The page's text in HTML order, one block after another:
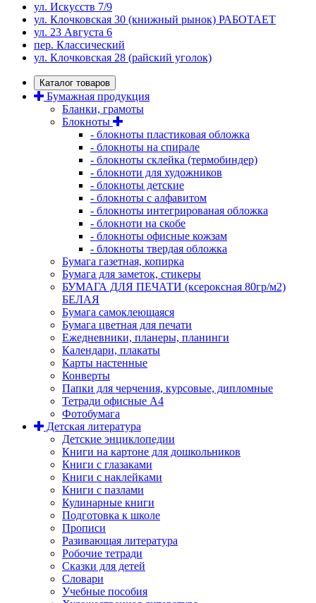
ул. Искусств 7/9
ул. Клочковская 30 (книжный рынок) РАБОТАЕТ
ул. 23 Августа 6
пер. Классический
ул. Клочковская 28 (райский уголок)
Каталог товаров
Бумажная продукция
Бланки, грамоты
Блокноты
- блокноты пластиковая обложка
- блокноты на спирале
- блокноты склейка (термобиндер)
- блокноти для художников
- блокноты детские
- блокноты с алфавитом
- блокноты интегрированая обложка
- блокноти на скобе
- блокноты офисные кожзам
- блокноты твердая обложка
Бумага газетная, копирка
Бумага для заметок, стикеры
БУМАГА ДЛЯ ПЕЧАТИ (ксероксная 80гр/м2)
БЕЛАЯ
Бумага самоклеющаяся
Бумага цветная для печати
Ежедневники, планеры, планинги
Календари, плакаты
Карты настенные
Конверты
Папки для черчения, курсовые, дипломные
Тетради офисные А4
Фотобумага
Детская литература
Детские энциклопедии
Книги на картоне для дошкольников
Книги с глазаками
Книги с наклейками
Книги с пазлами
Кулинарные книги
Подготовка к школе
Прописи
Разивающая литература
Робочие тетради
Сказки для детей
Словари
Учебные пособия